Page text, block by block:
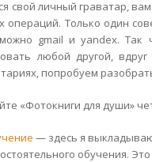
свой личный граватар,
операций. Только один
gmail и yandex. Так
любой другой,
попробуем
«Фотокниги для души»
— здесь я
обучения.